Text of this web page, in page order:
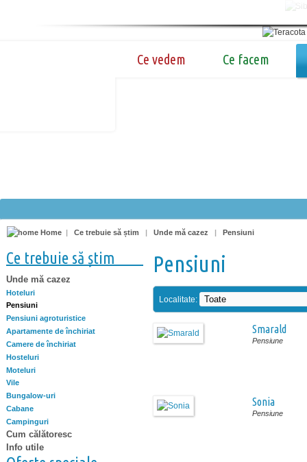
Ce vedem Ce facem
Home | Ce trebuie să știm | Unde mă cazez | Pensiuni
Ce trebuie să știm
Unde mă cazez
Hoteluri
Pensiuni
Pensiuni agroturistice
Apartamente de închiriat
Camere de închiriat
Hosteluri
Moteluri
Vile
Bungalow-uri
Cabane
Campinguri
Cum călătoresc
Info utile
Pensiuni
Localitate:
Smarald
Pensiune
Sonia
Pensiune